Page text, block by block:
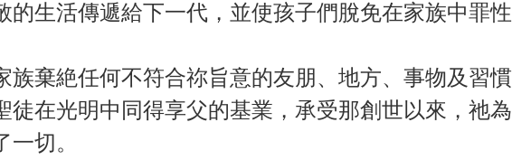
的生活傳遞給下一代，並使孩子們脫免在家族中罪性
族棄絶任何不符合祢旨意的友朋、地方、事物及習
徒在光明中同得享父的基業，承受那創世以來，祂
切。